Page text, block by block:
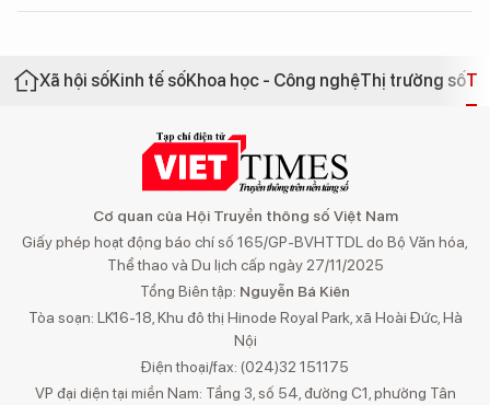
Xã hội sốKinh tế sốKhoa học - Công nghệThị trường số
Cơ quan của Hội Truyền thông số Việt Nam
Giấy phép hoạt động báo chí số 165/GP-BVHTTDL do Bộ Văn hóa,
Thể thao và Du lịch cấp ngày 27/11/2025
Tổng Biên tập: Nguyễn Bá Kiên
Tòa soạn: LK16-18, Khu đô thị Hinode Royal Park, xã Hoài Đức, Hà
Nội
Điện thoại/fax: (024)32 151175
VP đại diện tại miền Nam: Tầng 3, số 54, đường C1, phường Tân